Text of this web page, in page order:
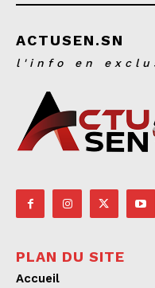
ACTUSEN.SN
l'info en
PLAN DU SITE
Accueil